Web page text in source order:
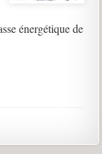
énergétique de